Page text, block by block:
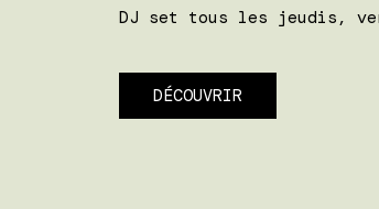
DJ set tous les jeudis,
DÉCOUVRIR